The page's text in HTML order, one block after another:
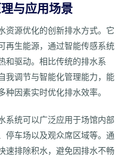
与应用场景
资源优化的创新排水方式。它
再生能源，通过智能传感系统
和驱动。相比传统的排水系
我调节与智能化管理能力，能
因素实时优化排水效率。
系统可以广泛应用于场馆内部
停车场以及观众席区域等。通
速排除积水，避免因排水不畅